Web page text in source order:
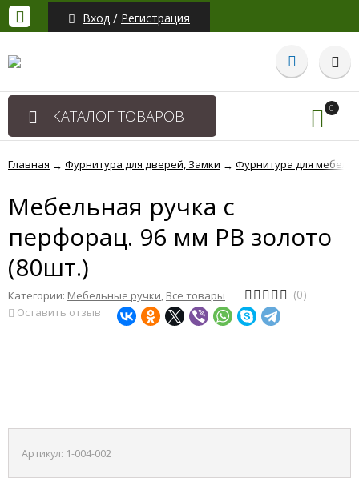
Вход / Регистрация
КАТАЛОГ ТОВАРОВ 0
Главная → Фурнитура для дверей, Замки → Фурнитура для мебели
Мебельная ручка с
перфорац. 96 мм РВ золото
(80шт.)
Категории: Мебельные ручки Все товары (0)
Оставить отзыв
Артикул: 1-004-002